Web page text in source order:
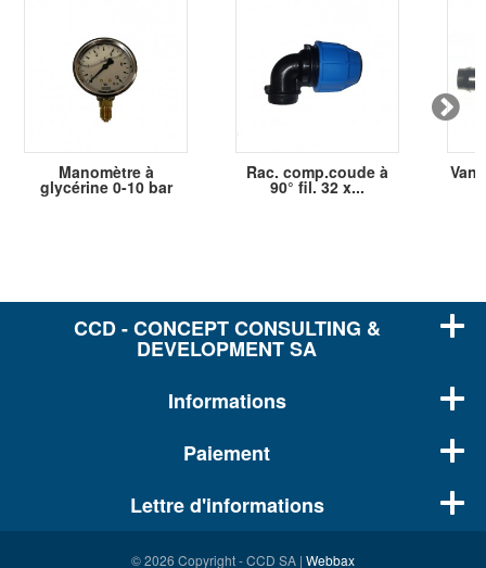
Manomètre à
glycérine 0-10 bar
Rac. comp.coude à
90° fil. 32 x...
CCD - CONCEPT CONSULTING &
DEVELOPMENT SA
Informations
© 2026 Copyright - CCD SA | Webbax
Paiement
Lettre d'informations